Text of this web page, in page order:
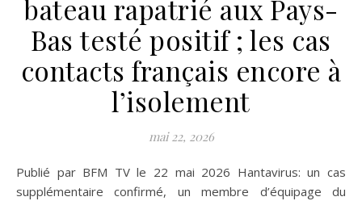
bateau rapatrié aux Pays-
Bas testé positif ; les cas
contacts français encore à
l’isolement
mai 22, 2026
Publié par BFM TV le 22 mai 2026 Hantavirus: un cas
supplémentaire confirmé, un membre d’équipage du